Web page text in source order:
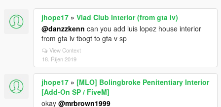
jhope17 » Vlad Club Interior (from gta iv)
@danzzkenn can you add luis lopez house interior
from gta iv tbogt to gta v sp
View Context
18. Říjen 2019
jhope17 » [MLO] Bolingbroke Penitentiary Interior
[Add-On SP / FiveM]
okay @mrbrown1999